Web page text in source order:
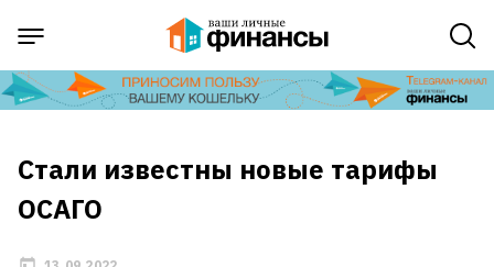
Стали известны новые тарифы
ОСАГО